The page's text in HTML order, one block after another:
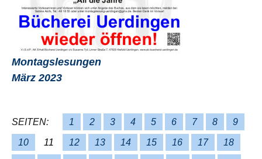
Montagslesungen
März 2023
SEITEN: 1 2 3 4 5 6 7 8 9
10 11 12 13 14 15 16 17 18